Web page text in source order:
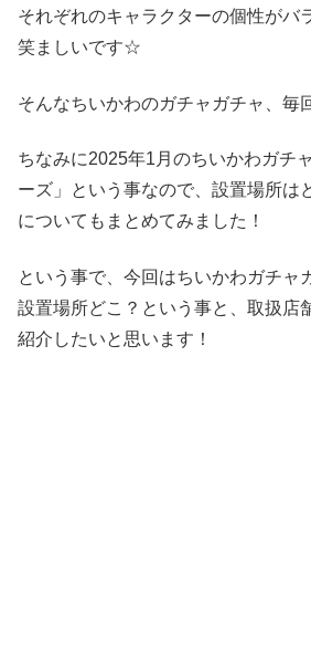
それぞれのキャラクターの個性がバ
笑ましいです☆
そんなちいかわのガチャガチャ、毎
ちなみに2025年1月のちいかわガチ
ーズ」という事なので、設置場所は
についてもまとめてみました！
という事で、今回はちいかわガチャ
設置場所どこ？という事と、取扱店
紹介したいと思います！